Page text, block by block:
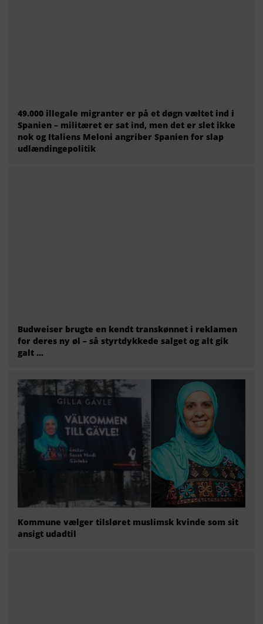
49.000 illegale migranter er på et døgn væltet ind i
Spanien – militæret er sat ind, men det er slet ikke
nok og Italiens Meloni angriber Spanien for slap
udlændingepolitik
Budweiser brugte en kendt transkønnet i reklamen
for deres ny øl – så styrtdykkede salget og alt gik
galt …
Kommune vælger tilsløret muslimsk kvinde som sit
ansigt udadtil